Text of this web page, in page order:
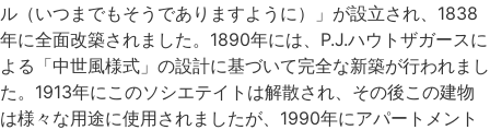
ル（いつまでもそうでありますように）」が設立され、1838
年に全面改築されました。1890年には、P.J.ハウトザガースに
よる「中世風様式」の設計に基づいて完全な新築が行われまし
た。1913年にこのソシエテイトは解散され、その後この建物
は様々な用途に使用されましたが、1990年にアパートメント